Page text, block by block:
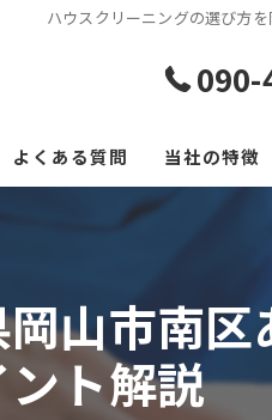
ハウスクリーニングの選び方
090-
よくある質問 当社の特徴
フローリング
浴室
山市南
ト解説